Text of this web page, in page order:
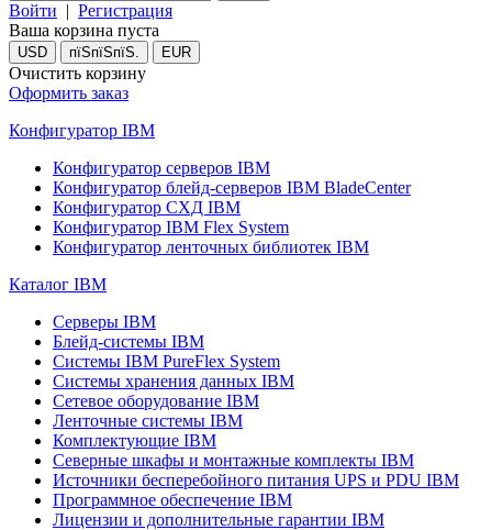
Войти | Регистрация
Ваша корзина пуста
USD пїЅпїЅпїЅ. EUR
Очистить корзину
Оформить заказ
Конфигуратор IBM
Конфигуратор серверов IBM
Конфигуратор блейд-серверов IBM BladeCenter
Конфигуратор СХД IBM
Конфигуратор IBM Flex System
Конфигуратор ленточных библиотек IBM
Каталог IBM
Серверы IBM
Блейд-системы IBM
Системы IBM PureFlex System
Системы хранения данных IBM
Сетевое оборудование IBM
Ленточные системы IBM
Комплектующие IBM
Северные шкафы и монтажные комплекты IBM
Источники бесперебойного питания UPS и PDU IBM
Программное обеспечение IBM
Лицензии и дополнительные гарантии IBM